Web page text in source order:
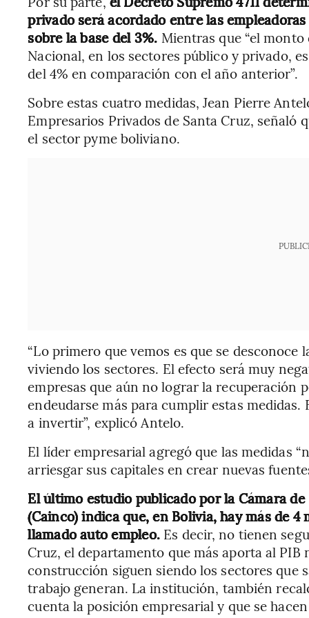
privado será acordado entre las
sobre la base del 3%. Mientras que “el
Nacional, en los sectores público y privado,
del 4% en comparación con el año anterior”.
Sobre estas cuatro medidas, Jean Pierre
Empresarios Privados de Santa Cruz, señaló
el sector pyme boliviano.
“Lo primero que vemos es que se desconoce
viviendo los sectores. El efecto será muy
empresas que aún no lograr la recuperación
endeudarse más para cumplir estas
a invertir”, explicó Antelo.
El líder empresarial agregó que las medidas
arriesgar sus capitales en crear nuevas
El último estudio publicado por la Cámara
(Cainco) indica que, en Bolivia, hay más de
llamado auto empleo. Es decir, no tienen
Cruz, el departamento que más aporta al
construcción siguen siendo los sectores que
trabajo generan. La institución, también
cuenta la posición empresarial y que se